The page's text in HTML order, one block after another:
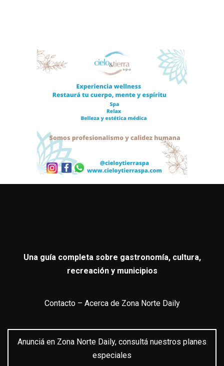
Una guía completa sobre gastronomía, cultura,
recreación y municipios
Contacto– Acerca de Zona Norte Daily
Anunciá en Zona Norte Daily, consultá nuestros planes
especiales